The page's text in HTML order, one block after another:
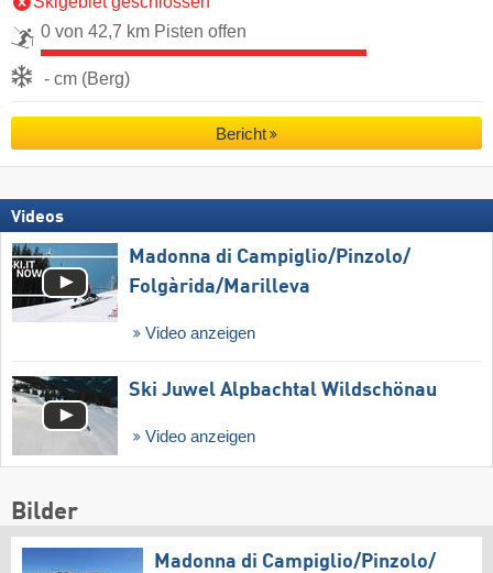
0 von 42,7 km Pisten offen
- cm (Berg)
Bericht
Videos
Madonna di Campiglio/​Pinzolo/​
Folgàrida/​Marilleva
Video anzeigen
Ski Juwel Alpbachtal Wildschönau
Video anzeigen
Bilder
Madonna di Campiglio/​Pinzolo/​